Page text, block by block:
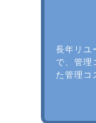
長年リユ
で、管理
た管理コ